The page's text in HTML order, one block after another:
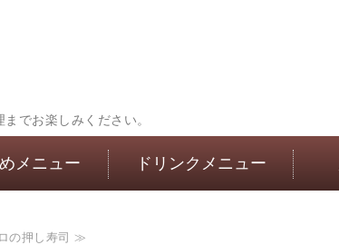
でお楽しみください。
メニュー ドリンクメニュー
の押し寿司 ≫